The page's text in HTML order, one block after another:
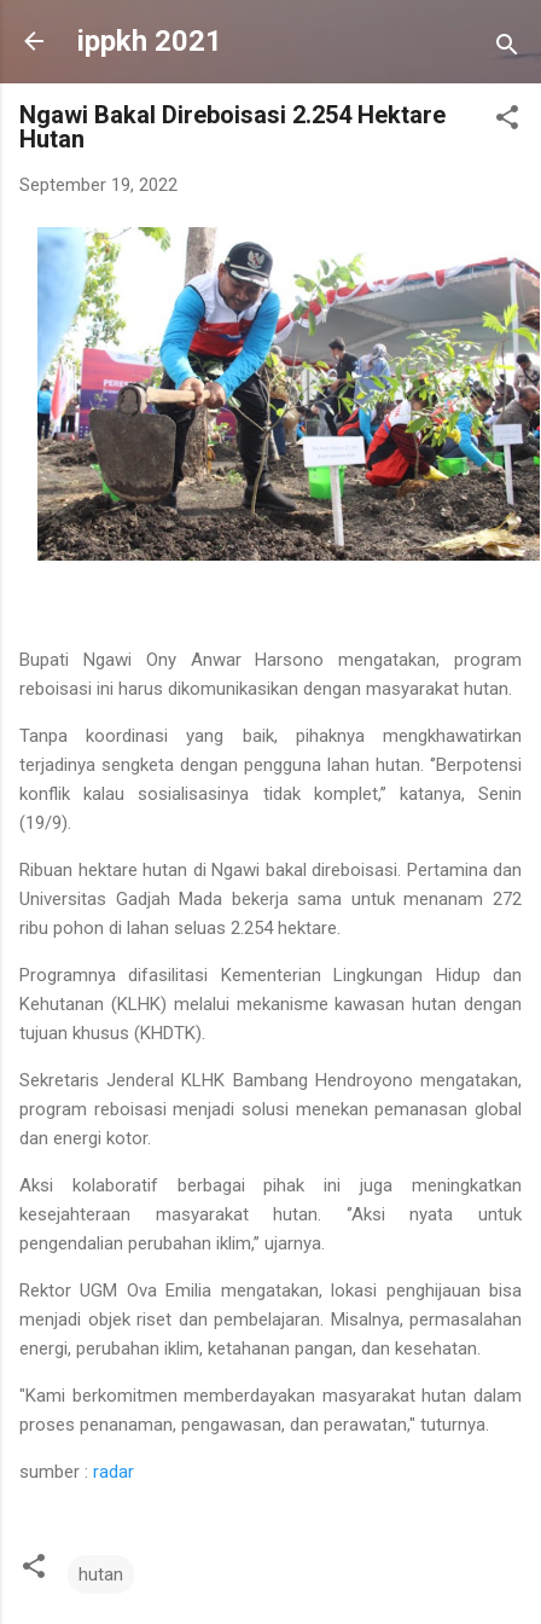
Skip to main content
ippkh 2021
Ngawi Bakal Direboisasi 2.254 Hektare
Hutan
September 19, 2022
Bupati Ngawi Ony Anwar Harsono mengatakan, program
reboisasi ini harus dikomunikasikan dengan masyarakat hutan.
Tanpa koordinasi yang baik, pihaknya mengkhawatirkan
terjadinya sengketa dengan pengguna lahan hutan. ‘’Berpotensi
konflik kalau sosialisasinya tidak komplet,’’ katanya, Senin
(19/9).
Ribuan hektare hutan di Ngawi bakal direboisasi. Pertamina dan
Universitas Gadjah Mada bekerja sama untuk menanam 272
ribu pohon di lahan seluas 2.254 hektare.
Programnya difasilitasi Kementerian Lingkungan Hidup dan
Kehutanan (KLHK) melalui mekanisme kawasan hutan dengan
tujuan khusus (KHDTK).
Sekretaris Jenderal KLHK Bambang Hendroyono mengatakan,
program reboisasi menjadi solusi menekan pemanasan global
dan energi kotor.
Aksi kolaboratif berbagai pihak ini juga meningkatkan
kesejahteraan masyarakat hutan. ‘’Aksi nyata untuk
pengendalian perubahan iklim,’’ ujarnya.
Rektor UGM Ova Emilia mengatakan, lokasi penghijauan bisa
menjadi objek riset dan pembelajaran. Misalnya, permasalahan
energi, perubahan iklim, ketahanan pangan, dan kesehatan.
"Kami berkomitmen memberdayakan masyarakat hutan dalam
proses penanaman, pengawasan, dan perawatan," tuturnya.
sumber : radar
hutan